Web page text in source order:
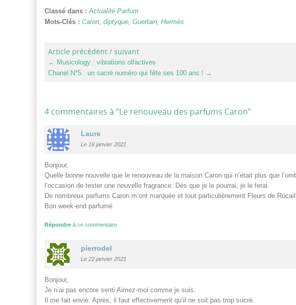
Classé dans :Actualité Parfum
Mots-Clés : Caron, diptyque, Guerlain, Hermès
Article précédent / suivant
← Musicology : vibrations olfactives
Chanel N°5 : un sacré numéro qui fête ses 100 ans ! →
4 commentaires à “Le renouveau des parfums Caron”
Laure
Le 16 janvier 2021
Bonjour,
Quelle bonne nouvelle que le renouveau de la maison Caron qui n’était plus que
l’occasion de tester une nouvelle fragrance. Dès que je le pourrai, je le ferai.
De nombreux parfums Caron m’ont marquée et tout particulièrement Fleurs de
Bon week-end parfumé
Répondre à ce commentaire
pierrodel
Le 22 janvier 2021
Bonjour,
Je n’ai pas encore senti Aimez-moi comme je suis.
Il me fait envie. Après, il faut effectivement qu’il ne soit pas trop sucré.